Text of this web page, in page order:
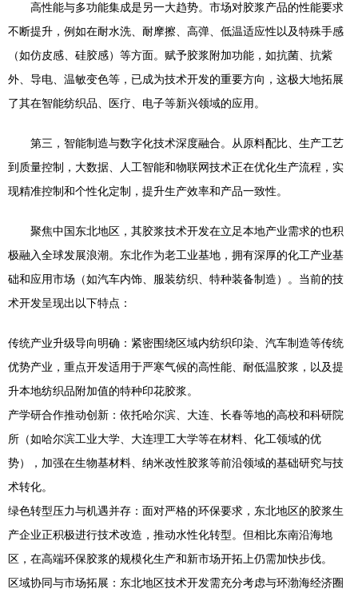
高性能与多功能集成是另一大趋势。市场对胶浆产品的性能要求
不断提升，例如在耐水洗、耐摩擦、高弹、低温适应性以及特殊手感
（如仿皮感、硅胶感）等方面。赋予胶浆附加功能，如抗菌、抗紫
外、导电、温敏变色等，已成为技术开发的重要方向，这极大地拓展
了其在智能纺织品、医疗、电子等新兴领域的应用。
第三，智能制造与数字化技术深度融合。从原料配比、生产工艺
到质量控制，大数据、人工智能和物联网技术正在优化生产流程，实
现精准控制和个性化定制，提升生产效率和产品一致性。
聚焦中国东北地区，其胶浆技术开发在立足本地产业需求的也积
极融入全球发展浪潮。东北作为老工业基地，拥有深厚的化工产业基
础和应用市场（如汽车内饰、服装纺织、特种装备制造）。当前的技
术开发呈现出以下特点：
传统产业升级导向明确：紧密围绕区域内纺织印染、汽车制造等传统
优势产业，重点开发适用于严寒气候的高性能、耐低温胶浆，以及提
升本地纺织品附加值的特种印花胶浆。
产学研合作推动创新：依托哈尔滨、大连、长春等地的高校和科研院
所（如哈尔滨工业大学、大连理工大学等在材料、化工领域的优
势），加强在生物基材料、纳米改性胶浆等前沿领域的基础研究与技
术转化。
绿色转型压力与机遇并存：面对严格的环保要求，东北地区的胶浆生
产企业正积极进行技术改造，推动水性化转型。但相比东南沿海地
区，在高端环保胶浆的规模化生产和新市场开拓上仍需加快步伐。
区域协同与市场拓展：东北地区技术开发需充分考虑与环渤海经济圈